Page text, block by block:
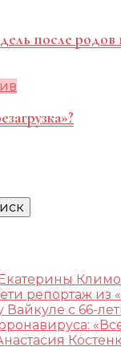
после родов
репортаж
с 66-